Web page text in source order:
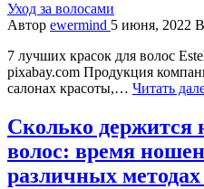
Уход за волосами
Автор ewermind 5 июня, 2022
7 лучших красок для волос
pixabay.com Продукция
салонах красоты,… Читать
Сколько держится
волос: время
различных